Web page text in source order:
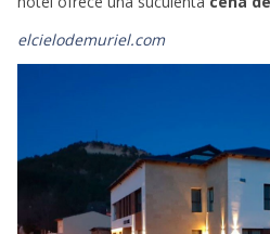
elcielodemuriel.com